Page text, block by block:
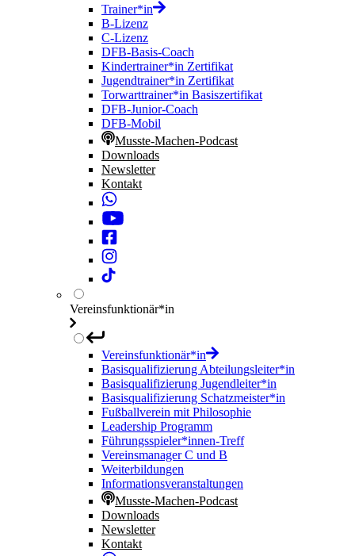
Trainer*in
B-Lizenz
C-Lizenz
DFB-Basis-Coach
Kindertrainer*in Zertifikat
Jugendtrainer*in Zertifikat
Torwarttrainer*in Basiszertifikat
DFB-Junior-Coach
DFB-Mobil
Musste-Machen-Podcast
Downloads
Newsletter
Kontakt
Vereinsfunktionär*in
Vereinsfunktionär*in
Basisqualifizierung Abteilungsleiter*in
Basisqualifizierung Jugendleiter*in
Basisqualifizierung Schatzmeister*in
Fußballverein mit Philosophie
Leadership Programm
Führungsspieler*innen-Treff
Vereinsmanager C und B
Weiterbildungen
Informationsveranstaltungen
Musste-Machen-Podcast
Downloads
Newsletter
Kontakt